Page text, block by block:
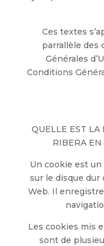
Ces textes
parrallèle des
Générales
Conditions
QUELLE EST
RIBERA EN
Un cookie est
sur le disque
Web. Il
Les cookies mis
sont de